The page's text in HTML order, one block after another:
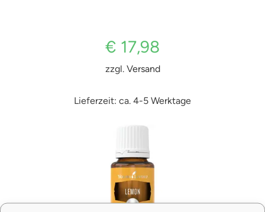
€ 17,98
zzgl. Versand
Lieferzeit: ca. 4-5 Werktage